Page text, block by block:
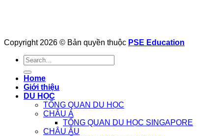
Copyright 2026 © Bản quyền thuộc PSE Education
Home
Giới thiệu
DU HỌC
TỔNG QUAN DU HỌC
CHÂU Á
TỔNG QUAN DU HỌC SINGAPORE
CHÂU ÂU